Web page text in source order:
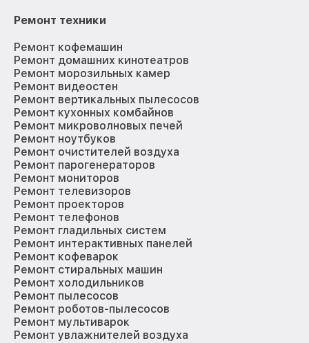
Ремонт техники
Ремонт кофемашин
Ремонт домашних кинотеатров
Ремонт морозильных камер
Ремонт видеостен
Ремонт вертикальных пылесосов
Ремонт кухонных комбайнов
Ремонт микроволновых печей
Ремонт ноутбуков
Ремонт очистителей воздуха
Ремонт парогенераторов
Ремонт мониторов
Ремонт телевизоров
Ремонт проекторов
Ремонт телефонов
Ремонт гладильных систем
Ремонт интерактивных панелей
Ремонт кофеварок
Ремонт стиральных машин
Ремонт холодильников
Ремонт пылесосов
Ремонт роботов-пылесосов
Ремонт мультиварок
Ремонт увлажнителей воздуха